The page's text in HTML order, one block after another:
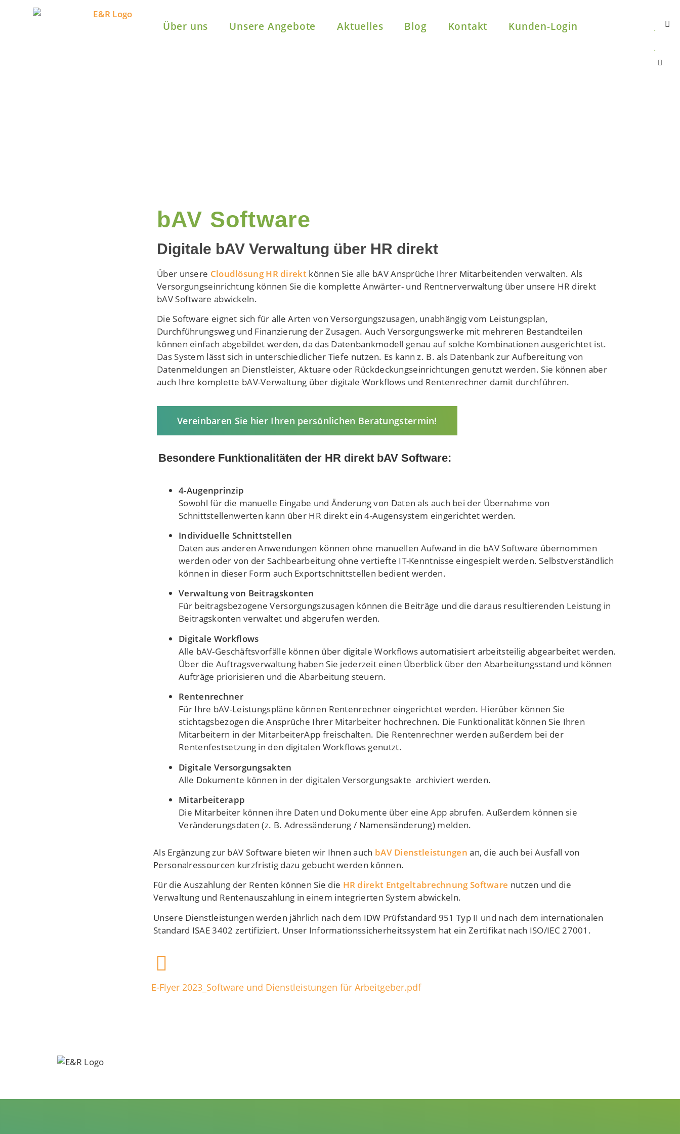
Über uns Unsere Angebote Aktuelles Blog Kontakt Kunden-Login
bAV Software
Digitale bAV Verwaltung über HR direkt
Über unsere Cloudlösung HR direktkönnen Sie alle bAV Ansprüche Ihrer Mitarbeitenden verwalten. Als
Versorgungseinrichtung können Sie die komplette Anwärter- und Rentnerverwaltung über unsere HR direkt
bAV Software abwickeln.
Die Software eignet sich für alle Arten von Versorgungszusagen, unabhängig vom Leistungsplan,
Durchführungsweg und Finanzierung der Zusagen. Auch Versorgungswerke mit mehreren Bestandteilen
können einfach abgebildet werden, da das Datenbankmodell genau auf solche Kombinationen ausgerichtet ist.
Das System lässt sich in unterschiedlicher Tiefe nutzen. Es kann z. B. als Datenbank zur Aufbereitung von
Datenmeldungen an Dienstleister, Aktuare oder Rückdeckungseinrichtungen genutzt werden. Sie können aber
auch Ihre komplette bAV-Verwaltung über digitale Workflows und Rentenrechner damit durchführen.
Vereinbaren Sie hier Ihren persönlichen Beratungstermin!
Besondere Funktionalitäten der HR direkt bAV Software:
4-Augenprinzip
Sowohl für die manuelle Eingabe und Änderung von Daten als auch bei der Übernahme von
Schnittstellenwerten kann über HR direkt ein 4-Augensystem eingerichtet werden.
Individuelle Schnittstellen
Daten aus anderen Anwendungen können ohne manuellen Aufwand in die bAV Software übernommen
werden oder von der Sachbearbeitung ohne vertiefte IT-Kenntnisse eingespielt werden. Selbstverständlich
können in dieser Form auch Exportschnittstellen bedient werden.
Verwaltung von Beitragskonten
Für beitragsbezogene Versorgungszusagen können die Beiträge und die daraus resultierenden Leistung in
Beitragskonten verwaltet und abgerufen werden.
Digitale Workflows
Alle bAV-Geschäftsvorfälle können über digitale Workflows automatisiert arbeitsteilig abgearbeitet werden.
Über die Auftragsverwaltung haben Sie jederzeit einen Überblick über den Abarbeitungsstand und können
Aufträge priorisieren und die Abarbeitung steuern.
Rentenrechner
Für Ihre bAV-Leistungspläne können Rentenrechner eingerichtet werden. Hierüber können Sie
stichtagsbezogen die Ansprüche Ihrer Mitarbeiter hochrechnen. Die Funktionalität können Sie Ihren
Mitarbeitern in der MitarbeiterApp freischalten. Die Rentenrechner werden außerdem bei der
Rentenfestsetzung in den digitalen Workflows genutzt.
Digitale Versorgungsakten
Alle Dokumente können in der digitalen Versorgungsakte archiviert werden.
Mitarbeiterapp
Die Mitarbeiter können ihre Daten und Dokumente über eine App abrufen. Außerdem können sie
Veränderungsdaten (z. B. Adressänderung / Namensänderung) melden.
Als Ergänzung zur bAV Software bieten wir Ihnen auch bAV Dienstleistungen an, die auch bei Ausfall von
Personalressourcen kurzfristig dazu gebucht werden können.
Für die Auszahlung der Renten können Sie die HR direkt Entgeltabrechnung Software nutzen und die
Verwaltung und Rentenauszahlung in einem integrierten System abwickeln.
Unsere Dienstleistungen werden jährlich nach dem IDW Prüfstandard 951 Typ II und nach dem internationalen
Standard ISAE 3402 zertifiziert. Unser Informationssicherheitssystem hat ein Zertifikat nach ISO/IEC 27001.
E-Flyer 2023_Software und Dienstleistungen für Arbeitgeber.pdf